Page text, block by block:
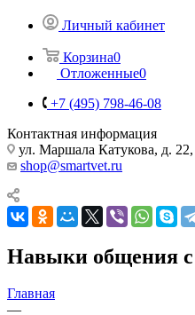
Личный кабинет
Корзина0
Отложенные0
+7 (495) 798-46-08
Контактная информация
ул. Маршала Катукова, д. 22,
shop@smartvet.ru
Навыки общения
Главная
—